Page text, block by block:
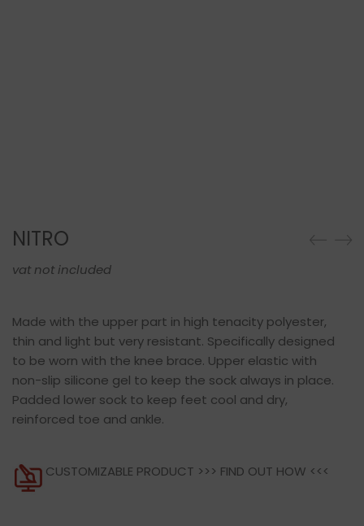
NITRO
vat not included
Made with the upper part in high tenacity polyester,
thin and light but very resistant. Specifically designed
to be worn with the knee brace. Upper elastic with
non-slip silicone gel to keep the sock always in place.
Padded lower sock to keep feet cool and dry,
reinforced toe and ankle.
CUSTOMIZABLE PRODUCT >>> FIND OUT HOW <<<